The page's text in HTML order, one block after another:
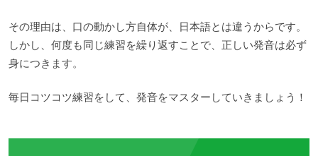
その理由は、口の動かし方自体が、日本語とは違うからです。
しかし、何度も同じ練習を繰り返すことで、正しい発音は必ず
身につきます。
毎日コツコツ練習をして、発音をマスターしていきましょう！